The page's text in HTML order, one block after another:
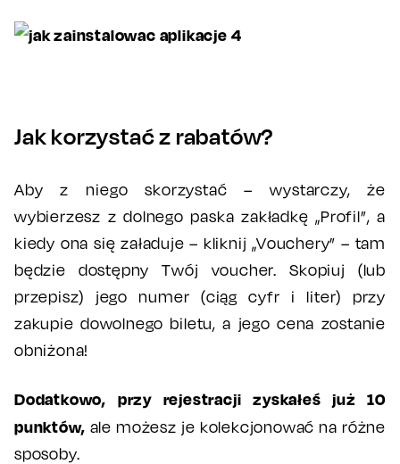
Jak korzystać z rabatów?
Aby z niego skorzystać – wystarczy, że
wybierzesz z dolnego paska zakładkę „Profil”, a
kiedy ona się załaduje – kliknij „Vouchery” – tam
będzie dostępny Twój voucher. Skopiuj (lub
przepisz) jego numer (ciąg cyfr i liter) przy
zakupie dowolnego biletu, a jego cena zostanie
obniżona!
Dodatkowo, przy rejestracji zyskałeś już 10
punktów, ale możesz je kolekcjonować na różne
sposoby.